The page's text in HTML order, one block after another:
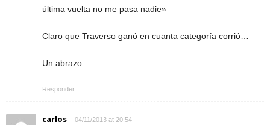
última vuelta no me pasa nadie»
Claro que Traverso ganó en cuanta categoría corrió…
Un abrazo.
Responder
carlos 04/11/2013 at 20:54